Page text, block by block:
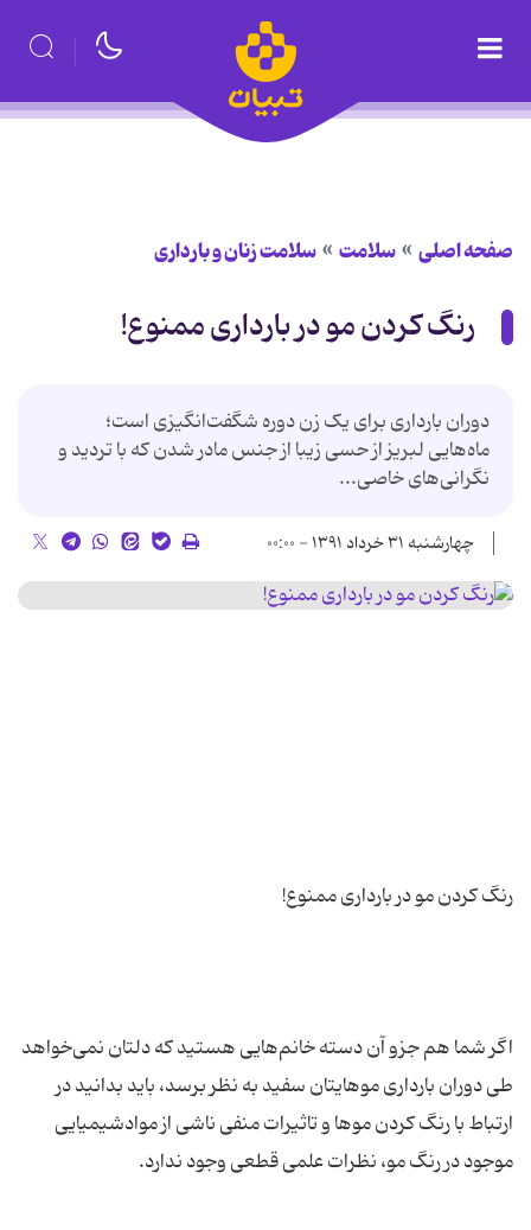
صفحه اصلی سلامت سلامت زنان و بارداری
رنگ ‌کردن مو در بارداری ممنوع!
دوران بارداری برای یک زن دوره شگفت‌انگیزی است؛
ماه‌هایی لبریز از حسی زیبا از جنس مادر شدن که با تردید و
نگرانی‌های خاصی...
چهارشنبه ۳۱ خرداد ۱۳۹۱ - ۰۰:۰۰
اگر شما هم جزو آن دسته خانم‌هایی هستید که دلتان نمی‌خواهد
طی دوران بارداری موهایتان سفید به نظر برسد، باید بدانید در
ارتباط با رنگ کردن موها و تاثیرات منفی ناشی از موادشیمیایی